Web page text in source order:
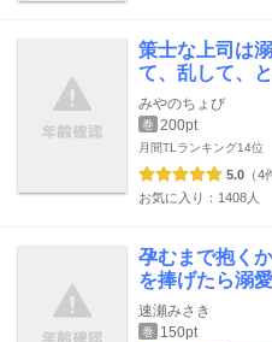
策士な上司は
て、乱して、
みやのちょび
巻 200pt
月間TLランキング14位
5.0 （4
お気に入り：1408人
孕むまで抱く
を捧げたら溺
速瀬みさき
巻
150pt